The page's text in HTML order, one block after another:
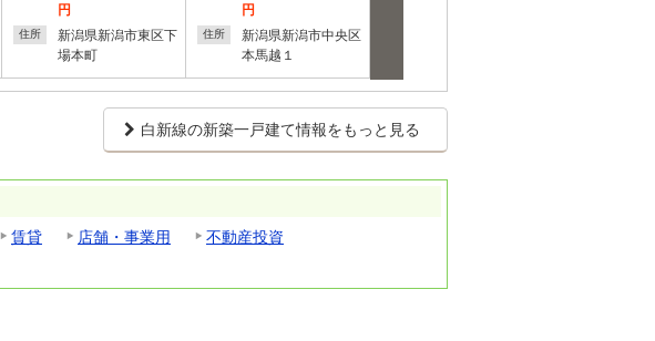
円
住所
新潟県新潟市東区下
場本町
円
住所
新潟県新潟市中央区
本馬越１
白新線の新築一戸建て情報をもっと見る
賃貸 店舗・事業用
不動産投資